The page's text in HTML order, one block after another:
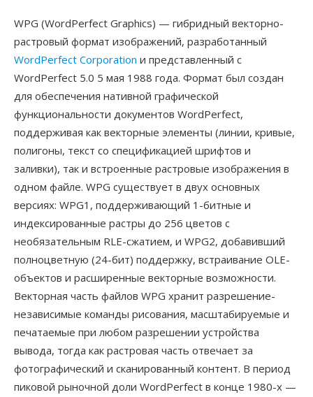
WPG (WordPerfect Graphics) — гибридный векторно-
растровый формат изображений, разработанный
WordPerfect Corporation и представленный с
WordPerfect 5.0 5 мая 1988 года. Формат был создан
для обеспечения нативной графической
функциональности документов WordPerfect,
поддерживая как векторные элементы (линии, кривые,
полигоны, текст со спецификацией шрифтов и
заливки), так и встроенные растровые изображения в
одном файле. WPG существует в двух основных
версиях: WPG1, поддерживающий 1-битные и
индексированные растры до 256 цветов с
необязательным RLE-сжатием, и WPG2, добавивший
полноцветную (24-бит) поддержку, встраивание OLE-
объектов и расширенные векторные возможности.
Векторная часть файлов WPG хранит разрешение-
независимые команды рисования, масштабируемые и
печатаемые при любом разрешении устройства
вывода, тогда как растровая часть отвечает за
фотографический и сканированный контент. В период
пиковой рыночной доли WordPerfect в конце 1980-х —